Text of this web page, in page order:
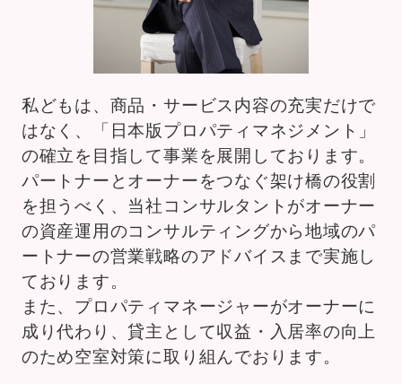
私どもは、商品・サービス内容の充実だけで
はなく、「日本版プロパティマネジメント」
の確立を目指して事業を展開しております。
パートナーとオーナーをつなぐ架け橋の役割
を担うべく、当社コンサルタントがオーナー
の資産運用のコンサルティングから地域のパ
ートナーの営業戦略のアドバイスまで実施し
ております。
また、プロパティマネージャーがオーナーに
成り代わり、貸主として収益・入居率の向上
のため空室対策に取り組んでおります。